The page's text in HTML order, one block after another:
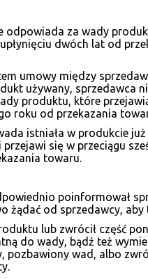
odpowiada za wady
dwóch lat od
umowy między
używany, sprzedawca
produktu, które
roku od przekazania
istniała w produkcie
przejawi się w przeciągu
towaru.
poinformował
żądać od sprzedawcy, aby
lub zwrócił część
do wady, bądź też
pozbawiony wad, albo